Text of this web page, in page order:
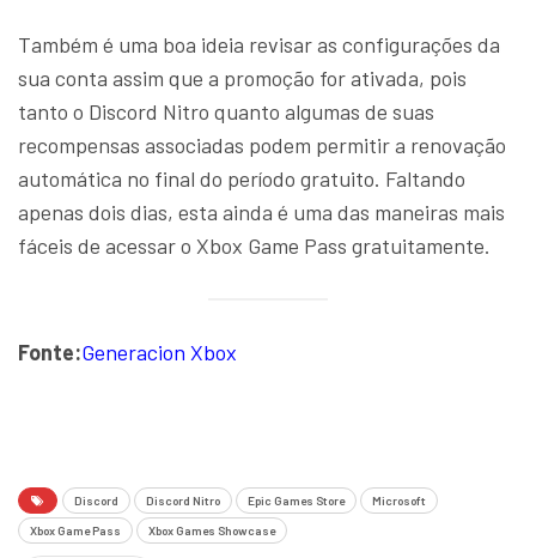
Também é uma boa ideia revisar as configurações da
sua conta assim que a promoção for ativada, pois
tanto o Discord Nitro quanto algumas de suas
recompensas associadas podem permitir a renovação
automática no final do período gratuito. Faltando
apenas dois dias, esta ainda é uma das maneiras mais
fáceis de acessar o Xbox Game Pass gratuitamente.
Fonte:Generacion Xbox
Discord Discord Nitro Epic Games Store Microsoft
Xbox Game Pass Xbox Games Showcase